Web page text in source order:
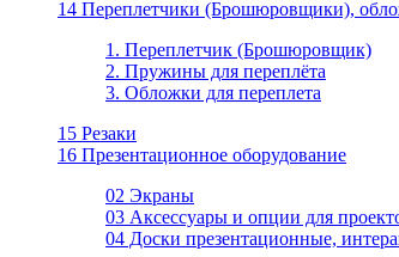
14 Переплетчики (Брошюровщики),
1. Переплетчик (Брошюровщик)
2. Пружины для переплёта
3. Обложки для переплета
15 Резаки
16 Презентационное оборудование
02 Экраны
03 Аксессуары и опции для
04 Доски презентационные,